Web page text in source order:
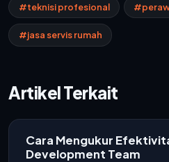
#teknisi profesional
#jasa servis rumah
Artikel Terkait
Cara Mengukur
Development Team